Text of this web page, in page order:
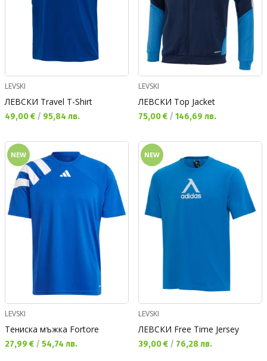
LEVSKI
ЛЕВСКИ Travel T-Shirt
Текуща цена:
49,00 € / 95,84 лв.
LEVSKI
ЛЕВСКИ Top Jacket
Текуща цена:
75,00 € / 146,69 лв.
NEW
LEVSKI
Тениска мъжка Fortore
Текуща цена:
27,99 € / 54,74 лв.
NEW
LEVSKI
ЛЕВСКИ Free Time Jersey
Текуща цена:
39,00 € / 76,28 лв.